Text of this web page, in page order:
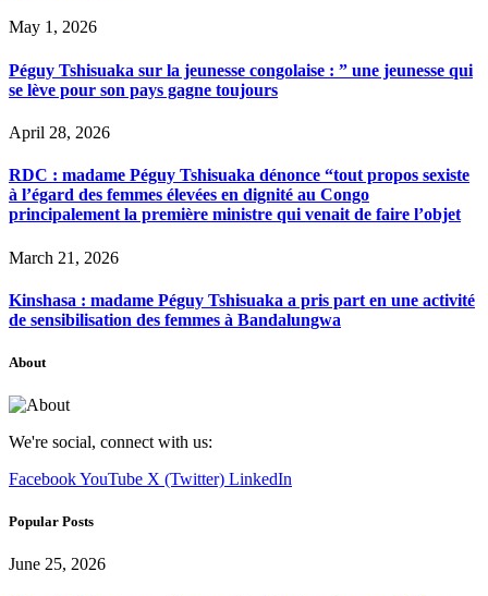
May 1, 2026
Péguy Tshisuaka sur la jeunesse congolaise : ” une jeunesse qui
se lève pour son pays gagne toujours
April 28, 2026
RDC : madame Péguy Tshisuaka dénonce “tout propos sexiste
à l’égard des femmes élevées en dignité au Congo
principalement la première ministre qui venait de faire l’objet
March 21, 2026
Kinshasa : madame Péguy Tshisuaka a pris part en une activité
de sensibilisation des femmes à Bandalungwa
About
We're social, connect with us:
FacebookYouTube X (Twitter) LinkedIn
Popular Posts
June 25, 2026